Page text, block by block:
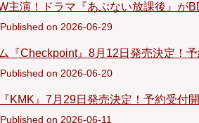
主演！ドラマ『あぶない放課後』が
Published on 2026-06-29
『Checkpoint』8月12日発売決定！
Published on 2026-06-20
KMK』7月29日発売決定！予約受付
Published on 2026-06-11